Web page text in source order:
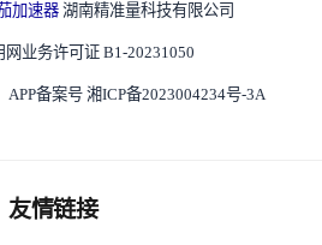
加速器 湖南精准量科技有限公司
网业务许可证 B1-20231050
APP备案号 湘ICP备2023004234号-3A
友情链接